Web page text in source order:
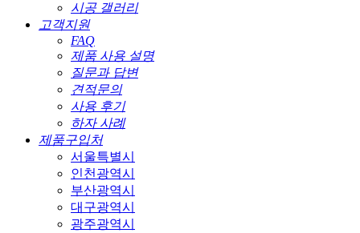
시공 갤러리
고객지원
FAQ
제품 사용 설명
질문과 답변
견적문의
사용 후기
하자 사례
제품구입처
서울특별시
인천광역시
부산광역시
대구광역시
광주광역시